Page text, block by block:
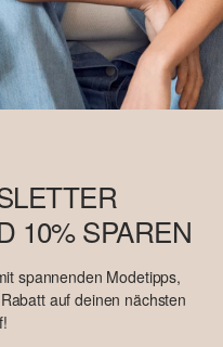
10% SPAREN
spannenden Modetipps,
auf deinen nächsten